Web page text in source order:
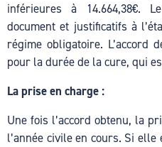
Hacklink panel
Hacklink panel
Hacklink panel
Hacklink panel
Hacklink panel
inférieures à 14.664,38€.
document et justificatifs à
régime obligatoire. L’accord
pour la durée de la cure, qui
La prise en charge :
Une fois l’accord obtenu, la
l’année civile en cours. Si